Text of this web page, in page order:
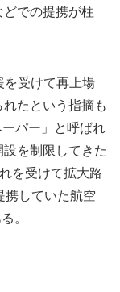
での提携が柱
受けて再上場
たという指摘も
パー」と呼ばれ
を制限してきた
を受けて拡大路
携していた航空
。